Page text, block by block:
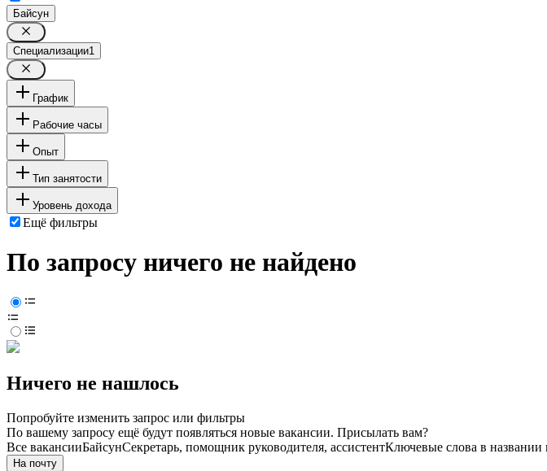
Байсун
Специализации1
График
Рабочие часы
Опыт
Тип занятости
Уровень дохода
Ещё фильтры
По запросу ничего не найдено
Ничего не нашлось
Попробуйте изменить запрос или фильтры
По вашему запросу ещё будут появляться новые вакансии. Присылать вам?
Все вакансииБайсунСекретарь, помощник руководителя, ассистентКлючевые слова в
На почту